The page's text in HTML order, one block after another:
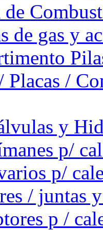
de
de gas y
Placas /
y
p/
p/
/ juntas
p /